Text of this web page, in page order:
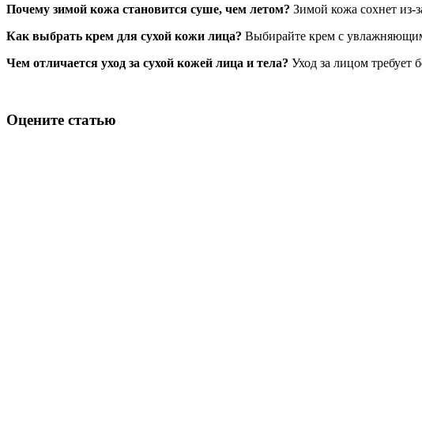
Почему зимой кожа становится суше, чем летом? Зимой кожа сохнет из-
Как выбрать крем для сухой кожи лица? Выбирайте крем с
Чем отличается уход за сухой кожей лица и тела? Уход за лицом требует
Оцените статью